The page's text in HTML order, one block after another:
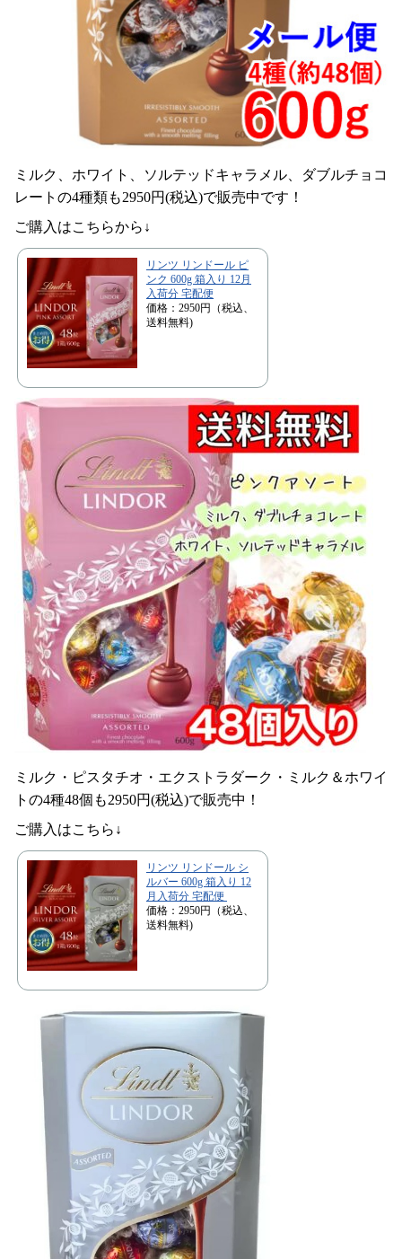
ミルク、ホワイト、ソルテッドキャラメル、ダブルチョコ
レートの4種類も2950円(税込)で販売中です！
ご購入はこちらから↓
リンツ リンドール ピ
ンク 600g 箱入り 12月
入荷分 宅配便
価格：2950円（税込、
送料無料)
ミルク・ピスタチオ・エクストラダーク・ミルク＆ホワイ
トの4種48個も2950円(税込)で販売中！
ご購入はこちら↓
リンツ リンドール シ
ルバー 600g 箱入り 12
月入荷分 宅配便
価格：2950円（税込、
送料無料)